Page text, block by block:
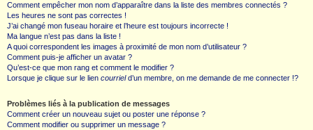
Comment empêcher mon nom d’apparaître dans la liste des membres connectés ?
Les heures ne sont pas correctes !
J’ai changé mon fuseau horaire et l’heure est toujours incorrecte !
Ma langue n’est pas dans la liste !
A quoi correspondent les images à proximité de mon nom d’utilisateur ?
Comment puis-je afficher un avatar ?
Qu’est-ce que mon rang et comment le modifier ?
Lorsque je clique sur le lien courrield’un membre, on me demande de me connecter !?
Problèmes liés à la publication de messages
Comment créer un nouveau sujet ou poster une réponse ?
Comment modifier ou supprimer un message ?